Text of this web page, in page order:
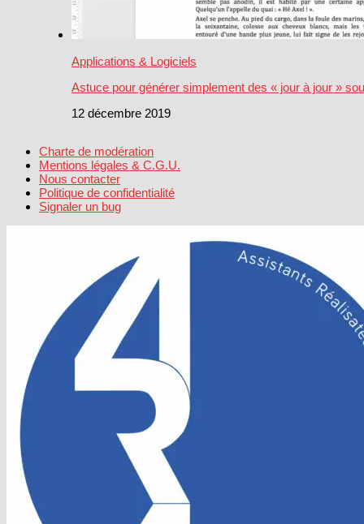
Applications & Logiciels
Astuce pour générer simplement des « jour à jour »
12 décembre 2019
Charte de modération
Mentions légales & C.G.U.
Nous contacter
Politique de confidentialité
Signaler un bug